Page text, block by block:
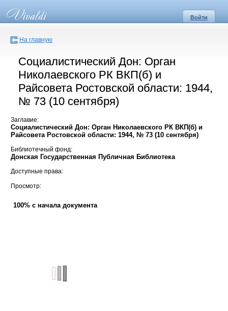
Войти
На главную
Социалистический Дон: Орган
Николаевского РК ВКП(б) и
Райсовета Ростовской области: 1944,
№ 73 (10 сентября)
Заглавие:
Социалистический Дон: Орган Николаевского РК ВКП(б) и
Райсовета Ростовской области: 1944, № 73 (10 сентября)
Библиотечный фонд:
Донская Государственная Публичная Библиотека
Доступные права:
Просмотр:
100% с начала документа